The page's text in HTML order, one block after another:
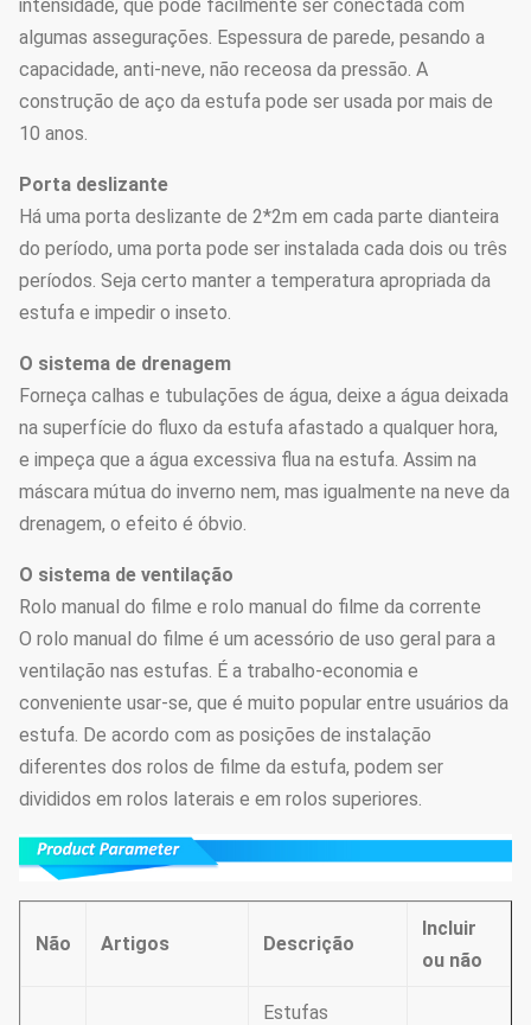
intensidade, que pode facilmente ser conectada com
algumas assegurações. Espessura de parede, pesando a
capacidade, anti-neve, não receosa da pressão. A
construção de aço da estufa pode ser usada por mais de
10 anos.
Porta deslizante
Há uma porta deslizante de 2*2m em cada parte dianteira
do período, uma porta pode ser instalada cada dois ou três
períodos. Seja certo manter a temperatura apropriada da
estufa e impedir o inseto.
O sistema de drenagem
Forneça calhas e tubulações de água, deixe a água deixada
na superfície do fluxo da estufa afastado a qualquer hora,
e impeça que a água excessiva flua na estufa. Assim na
máscara mútua do inverno nem, mas igualmente na neve da
drenagem, o efeito é óbvio.
O sistema de ventilação
Rolo manual do filme e rolo manual do filme da corrente
O rolo manual do filme é um acessório de uso geral para a
ventilação nas estufas. É a trabalho-economia e
conveniente usar-se, que é muito popular entre usuários da
estufa. De acordo com as posições de instalação
diferentes dos rolos de filme da estufa, podem ser
divididos em rolos laterais e em rolos superiores.
Não Artigos Descrição
Incluir
ou não
Estufas